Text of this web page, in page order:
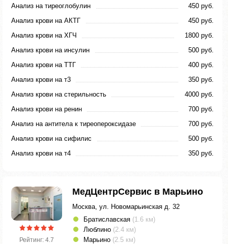
Анализ на тиреоглобулин
450 руб.
Анализ крови на АКТГ
450 руб.
Анализ крови на ХГЧ
1800 руб.
Анализ крови на инсулин
500 руб.
Анализ крови на ТТГ
400 руб.
Анализ крови на т3
350 руб.
Анализ крови на стерильность
4000 руб.
Анализ крови на ренин
700 руб.
Анализ на антитела к тиреопероксидазе
700 руб.
Анализ крови на сифилис
500 руб.
Анализ крови на т4
350 руб.
Рейтинг: 4.7
МедЦентрСервис в Марьино
Москва, ул. Новомарьинская д. 32
Братиславская (1.6 км)
Люблино (2.4 км)
Марьино (2.5 км)